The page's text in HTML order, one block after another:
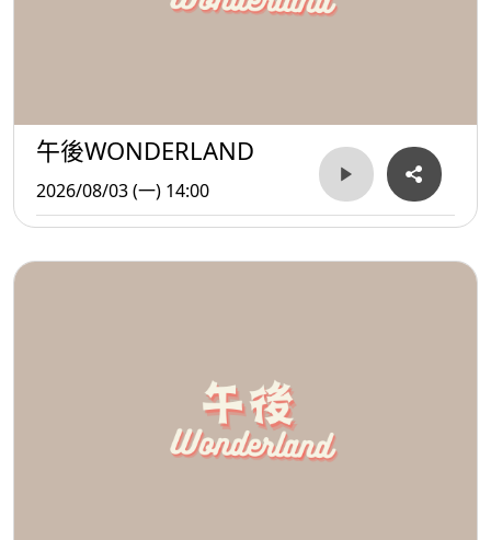
午後WONDERLAND
2026/08/03 (一) 14:00